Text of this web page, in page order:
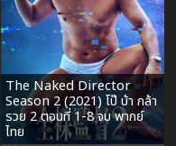
The Naked Director
Season 2 (2021) โป๊ บ้า กล้า
รวย 2 ตอนที่ 1-8 จบ พากย์
ไทย